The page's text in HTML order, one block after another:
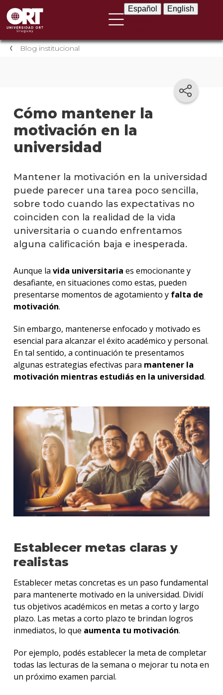
Español English
Blog institucional
Cómo mantener la
motivación en la
universidad
Mantener la motivación en la universidad
puede parecer una tarea poco sencilla,
sobre todo cuando las expectativas no
coinciden con la realidad de la vida
universitaria o cuando enfrentamos
alguna calificación baja e inesperada.
Aunque la vida universitaria es emocionante y
desafiante, en situaciones como estas, pueden
presentarse momentos de agotamiento y falta de
motivación.
Sin embargo, mantenerse enfocado y motivado es
esencial para alcanzar el éxito académico y personal.
En tal sentido, a continuación te presentamos
algunas estrategias efectivas para mantener la
motivación mientras estudiás en la universidad.
Establecer metas claras y
realistas
Establecer metas concretas es un paso fundamental
para mantenerte motivado en la universidad. Dividí
tus objetivos académicos en metas a corto y largo
plazo. Las metas a corto plazo te brindan logros
inmediatos, lo que aumenta tu motivación.
Por ejemplo, podés establecer la meta de completar
todas las lecturas de la semana o mejorar tu nota en
un próximo examen parcial.